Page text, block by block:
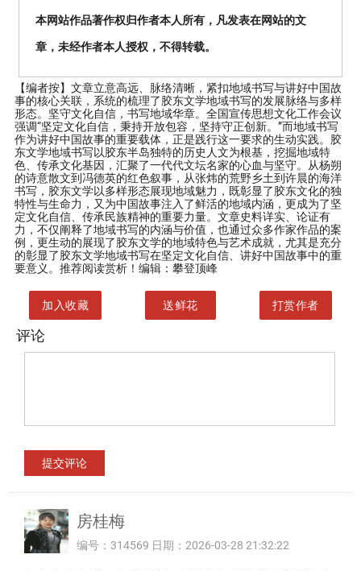
本网站作品著作权归作者本人所有，凡发表在网站的文
章，未经作者本人授权，不得转载。
【编者按】 文章立意高远、脉络清晰，紧扣地域书写与讲好中国故
事的核心关联，系统的梳理了胶东文学地域书写的发展脉络与多样
形态。坚守文化自信，书写地域华章。全国宣传思想文化工作会议
强调“坚定文化自信，秉持开放包容，坚持守正创新。”而地域书写
作为讲好中国故事的重要载体，正是践行这一要求的生动实践。胶
东文学地域书写以胶东半岛独特的历史人文为根基，挖掘地域特
色、传承文化基因，汇聚了一代代文坛名家的心血与坚守。从杨朔
的诗意散文到冯德英的红色叙事，从张炜的荒野乡土到许晨的海洋
书写，胶东文学以多样形态展现地域魅力，既彰显了胶东文化的独
特性与生命力，又为中国故事注入了鲜活的地域内涵，更成为了坚
定文化自信、传承民族精神的重要力量。文章史料详实、论证有
力，不仅阐释了地域书写的内涵与价值，也通过众多作家作品的案
例，更生动的展现了胶东文学的地域特色与艺术成就，尤其是充分
的彰显了胶东文学地域书写在坚定文化自信、讲好中国故事中的重
要意义。推荐阅读赏析！编辑：攀登顶峰
加入收藏 送鲜花 打赏作者
评论
房桂梅
编号：314569 日期：2026-03-28 21:32:22